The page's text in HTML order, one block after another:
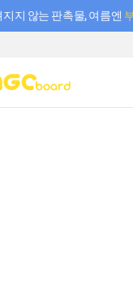
지지 않는 판촉물, 여름엔
고 끊김 없이 작업하세요!